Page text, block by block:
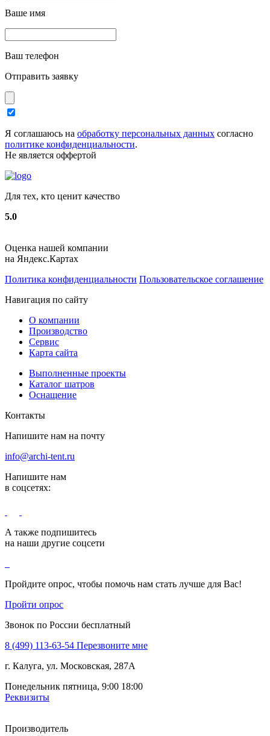
Ваше имя
Ваш телефон
Отправить заявку
Я соглашаюсь на обработку персональных данных согласно
политике конфиденциальности.
Не является оффертой
Для тех, кто ценит качество
5.0
Оценка нашей компании
на Яндекс.Картах
Политика конфиденциальности Пользовательское соглашение
Навигация по сайту
О компании
Производство
Сервис
Карта сайта
Выполненные проекты
Каталог шатров
Оснащение
Контакты
Напишите нам на почту
info@archi-tent.ru
Напишите нам
в соцсетях:
А также подпишитесь
на наши другие соцсети
Пройдите опрос, чтобы помочь нам стать лучше для Вас!
Пройти опрос
Звонок по России бесплатный
8 (499) 113-63-54 Перезвоните мне
г. Калуга, ул. Московская, 287А
Понедельник пятница, 9:00 18:00
Реквизиты
Производитель